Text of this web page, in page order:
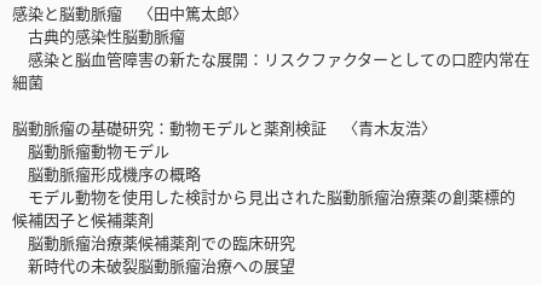
感染と脳動脈瘤 〈田中篤太郎〉
古典的感染性脳動脈瘤
感染と脳血管障害の新たな展開：リスクファクターとしての口腔内常在
細菌
脳動脈瘤の基礎研究：動物モデルと薬剤検証 〈青木友浩〉
脳動脈瘤動物モデル
脳動脈瘤形成機序の概略
モデル動物を使用した検討から見出された脳動脈瘤治療薬の創薬標的
候補因子と候補薬剤
脳動脈瘤治療薬候補薬剤での臨床研究
新時代の未破裂脳動脈瘤治療への展望